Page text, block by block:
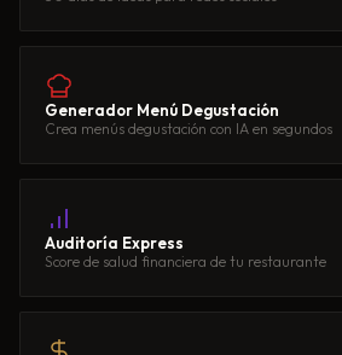
Generador Menú Degustación
Crea menús degustación con IA en segundos
Auditoría Express
Score de salud financiera de tu restaurante